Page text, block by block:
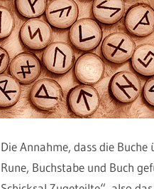
Die Annahme, dass die
Rune, Buchstabe und Buch